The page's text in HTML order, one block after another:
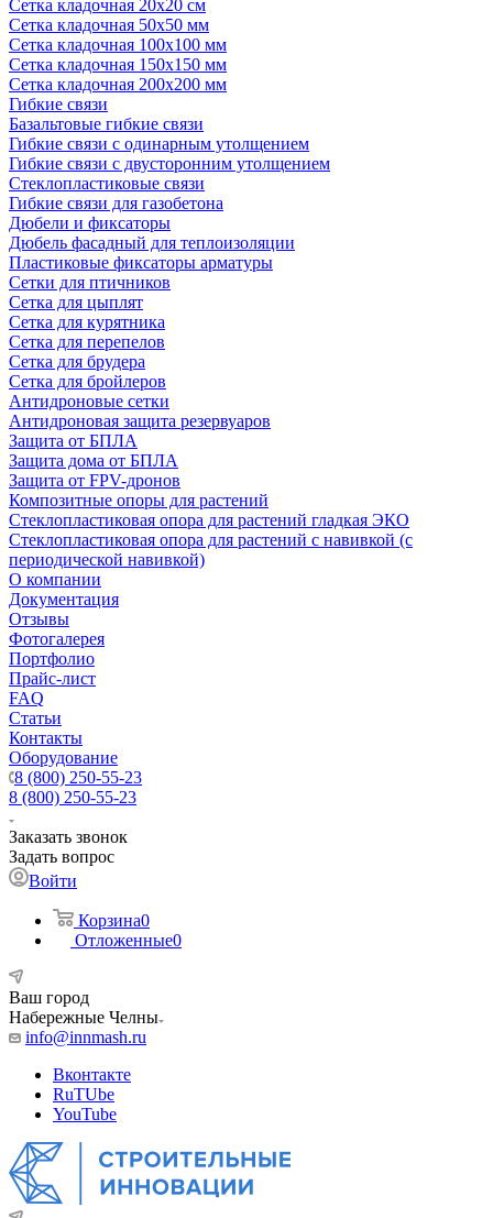
Сетка кладочная 20x20 см
Сетка кладочная 50x50 мм
Сетка кладочная 100x100 мм
Сетка кладочная 150x150 мм
Сетка кладочная 200x200 мм
Гибкие связи
Базальтовые гибкие связи
Гибкие связи с одинарным утолщением
Гибкие связи с двусторонним утолщением
Стеклопластиковые связи
Гибкие связи для газобетона
Дюбели и фиксаторы
Дюбель фасадный для теплоизоляции
Пластиковые фиксаторы арматуры
Сетки для птичников
Сетка для цыплят
Сетка для курятника
Сетка для перепелов
Сетка для брудера
Сетка для бройлеров
Антидроновые сетки
Антидроновая защита резервуаров
Защита от БПЛА
Защита дома от БПЛА
Защита от FPV-дронов
Композитные опоры для растений
Стеклопластиковая опора для растений гладкая ЭКО
Стеклопластиковая опора для растений с навивкой (с
периодической навивкой)
О компании
Документация
Отзывы
Фотогалерея
Портфолио
Прайс-лист
FAQ
Статьи
Контакты
Оборудование
8 (800) 250-55-23
8 (800) 250-55-23
Заказать звонок
Задать вопрос
Войти
Корзина0
Отложенные0
Ваш город
Набережные Челны
info@innmash.ru
Вконтакте
RuTUbe
YouTube